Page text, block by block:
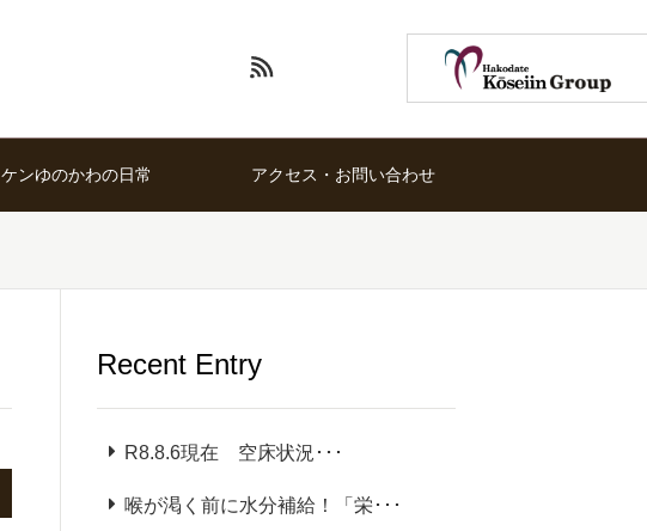
ケンゆのかわの日常 アクセス・お問い合わせ
Recent Entry
R8.8.6現在 空床状況･･･
喉が渇く前に水分補給！「栄･･･